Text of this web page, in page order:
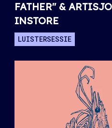
FATHER" &
INSTORE
LUISTERSESSIE